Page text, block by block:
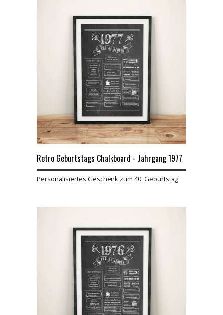
Retro Geburtstags Chalkboard - Jahrgang 1977
Personalisiertes Geschenk zum 40. Geburtstag